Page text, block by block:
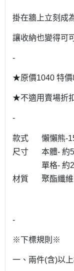
掛在牆上立刻成
讓收納也變得可
-
★原價1040 特
★不適用賣場折
-
款式
懶懶熊-
尺寸
本體- 約
單格- 約
材質
聚酯纖維
-
※下標規則※
一、兩件(含)以